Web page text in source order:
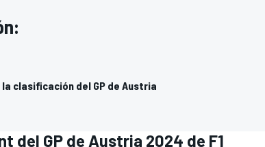
la clasificación del GP de Austria
del GP de Austria 2024 de F1